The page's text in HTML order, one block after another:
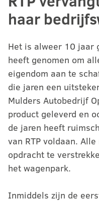
haar
Het is alweer 10 jaar
heeft genomen om
eigendom aan te
die jaren een
Mulders Autobedrijf
product geleverd en
de jaren heeft
van RTP voldaan.
opdracht te
het wagenpark.
Inmiddels zijn de